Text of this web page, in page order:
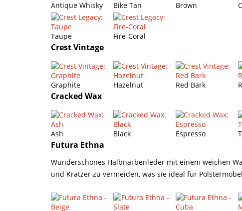
Antique Whisky Bike Tan Brown
Taupe Fire-Coral
Crest Vintage
Graphite Hazelnut Red Bark
Cracked Wax
Ash Black Espresso
Futura Ethna
Wunderschönes Halbnarbenleder mit einem weichen
und Kratzer zu vermeiden, was sie ideal für